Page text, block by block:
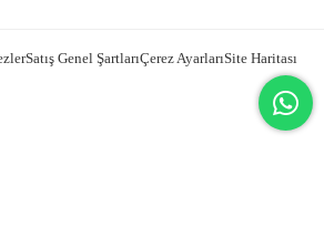
Satış Genel ŞartlarıÇerez AyarlarıSite Haritası